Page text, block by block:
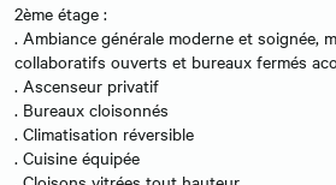
2ème étage :
. Ambiance générale moderne et soignée,
collaboratifs ouverts et bureaux fermés
. Ascenseur privatif
. Bureaux cloisonnés
. Climatisation réversible
. Cuisine équipée